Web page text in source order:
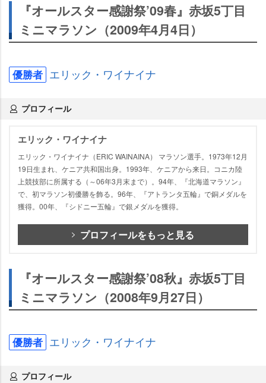
『オールスター感謝祭’09春』赤坂5丁目
ミニマラソン（2009年4月4日）
優勝者 エリック・ワイナイナ
プロフィール
エリック・ワイナイナ
エリック・ワイナイナ（ERIC WAINAINA） マラソン選手。1973年12月
19日生まれ、ケニア共和国出身。1993年、ケニアから来日。コニカ陸
上競技部に所属する（～06年3月末まで）。94年、『北海道マラソン』
で、初マラソン初優勝を飾る。96年、『アトランタ五輪』で銅メダルを
獲得。00年、『シドニー五輪』で銀メダルを獲得。
プロフィールをもっと見る
『オールスター感謝祭’08秋』赤坂5丁目
ミニマラソン（2008年9月27日）
優勝者 エリック・ワイナイナ
プロフィール